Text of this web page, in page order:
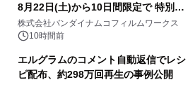
8月22日(土)から10日間限定で 特別映
像『UNICORN GUNDAM Statue ―
BEYOND POSSIBILITY ―』を上映！
株式会社バンダイナムコフィルムワークス
10時間前
エルグラムのコメント自動返信でレシ
ピ配布、約298万回再生の事例公開